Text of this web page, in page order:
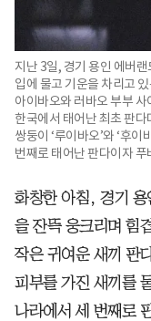
지난 3일, 경기 용인 에버
입에 물고 기운을 차리고
아이바오와 러바오 부부
한국에서 태어난 최초 판
쌍둥이 ‘루이바오’와 ‘후
번째로 태어난 판다이자
화창한 아침, 경기 용
을 잔뜩 웅크리며 힘
작은 귀여운 새끼 판
피부를 가진 새끼를
나라에서 세 번째로